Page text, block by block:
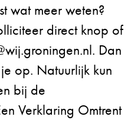
wat meer weten?
direct knop of
Dan
op. Natuurlijk kun
bij de
Verklaring Omtrent